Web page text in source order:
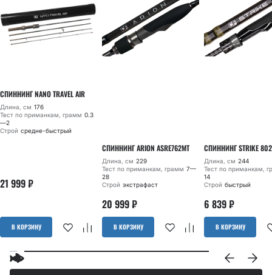
СПИННИНГ NANO TRAVEL AIR
Длина, см 176
Тест по приманкам, грамм 0.3
—2
Строй средне-быстрый
21 999₽
В КОРЗИНУ
СПИННИНГ ARION ASRE762MT
Длина, см 229
Тест по приманкам, грамм 7—
28
Строй экстрафаст
20 999₽
В КОРЗИНУ
СПИННИНГ STRIKE 802
Длина, см 244
Тест по приманкам,
14
Строй быстрый
6 839₽
В КОРЗИНУ